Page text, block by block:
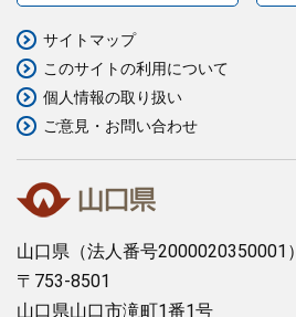
山口県 （法人番号2000020350001）
〒753-8501
山口県山口市滝町1番1号
サイトマップ
このサイトの利用について
個人情報の取り扱い
ご意見・お問い合わせ